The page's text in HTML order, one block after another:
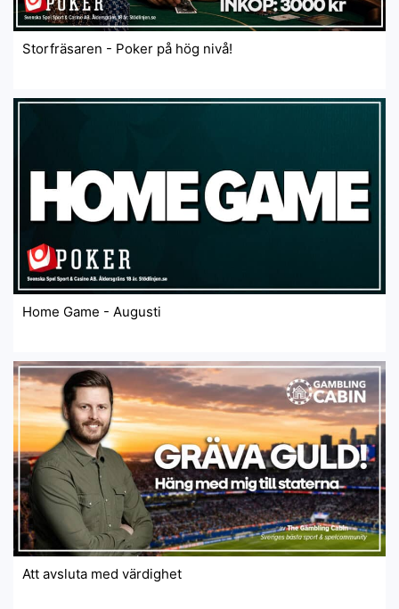
Storfräsaren - Poker på hög nivå!
Home Game - Augusti
Att avsluta med värdighet